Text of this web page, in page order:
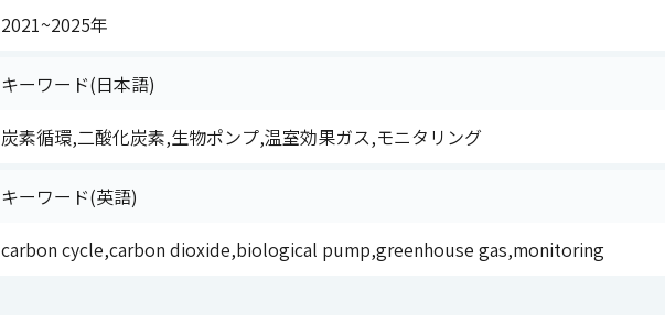
2021~2025年
キーワード(日本語)
炭素循環,二酸化炭素,生物ポンプ,温室効果ガス,モニタリング
キーワード(英語)
carbon cycle,carbon dioxide,biological pump,greenhouse gas,monitoring